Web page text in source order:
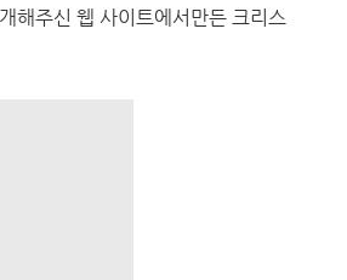
해주신 웹 사이트에서만든 크리스